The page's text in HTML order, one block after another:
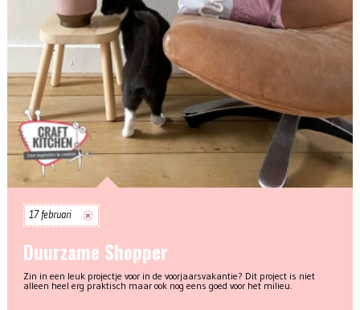
17 februari
Duurzame Shopper
Zin in een leuk projectje voor in de voorjaarsvakantie? Dit project is niet
alleen heel erg praktisch maar ook nog eens goed voor het milieu.